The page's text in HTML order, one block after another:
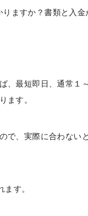
ますか？書類と入
、最短即日、通常１
ます。
で、実際に合わない
す。